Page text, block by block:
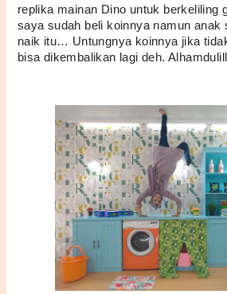
replika mainan Dino untuk berkeliling
saya sudah beli koinnya namun anak
naik itu… Untungnya koinnya jika
bisa dikembalikan lagi deh.